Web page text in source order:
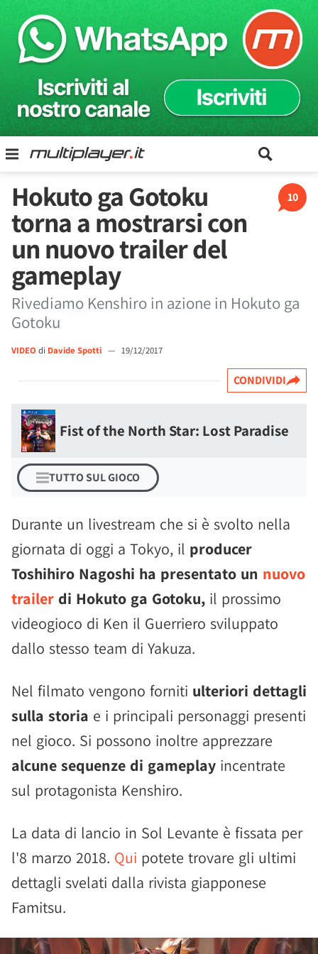
10
Hokuto ga Gotoku
torna a mostrarsi con
un nuovo trailer del
gameplay
Rivediamo Kenshiro in azione in Hokuto ga
Gotoku
VIDEO di Davide Spotti — 19/12/2017
CONDIVIDI
Fist of the North Star: Lost Paradise
TUTTO SUL GIOCO
Durante un livestream che si è svolto nella
giornata di oggi a Tokyo, il producer
Toshihiro Nagoshi ha presentato un nuovo
trailer di Hokuto ga Gotoku, il prossimo
videogioco di Ken il Guerriero sviluppato
dallo stesso team di Yakuza.
Nel filmato vengono forniti ulteriori dettagli
sulla storia e i principali personaggi presenti
nel gioco. Si possono inoltre apprezzare
alcune sequenze di gameplay incentrate
sul protagonista Kenshiro.
La data di lancio in Sol Levante è fissata per
l'8 marzo 2018. Qui potete trovare gli ultimi
dettagli svelati dalla rivista giapponese
Famitsu.